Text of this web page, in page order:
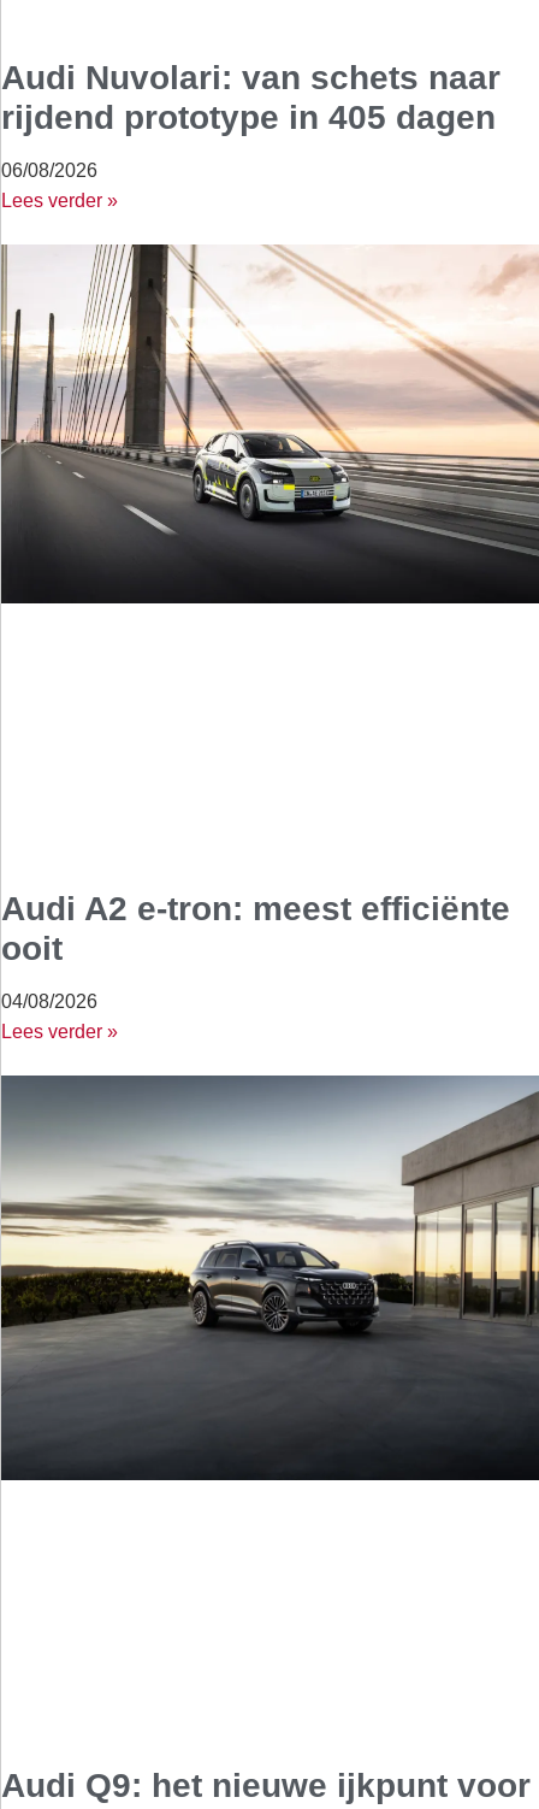
Audi Nuvolari: van schets naar
rijdend prototype in 405 dagen
06/08/2026
Lees verder »
Audi A2 e-tron: meest efficiënte
ooit
04/08/2026
Lees verder »
Audi Q9: het nieuwe ijkpunt voor